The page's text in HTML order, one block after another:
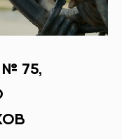
75,